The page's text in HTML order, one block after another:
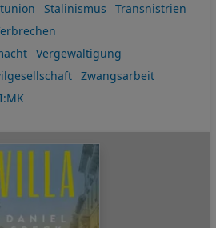
Stalinismus
Transnistrien
Vergewaltigung
Zwangsarbeit
I:MK